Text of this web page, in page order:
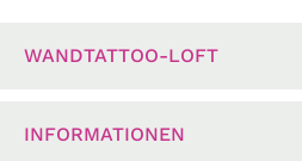
WANDTATTOO-LOFT
INFORMATIONEN